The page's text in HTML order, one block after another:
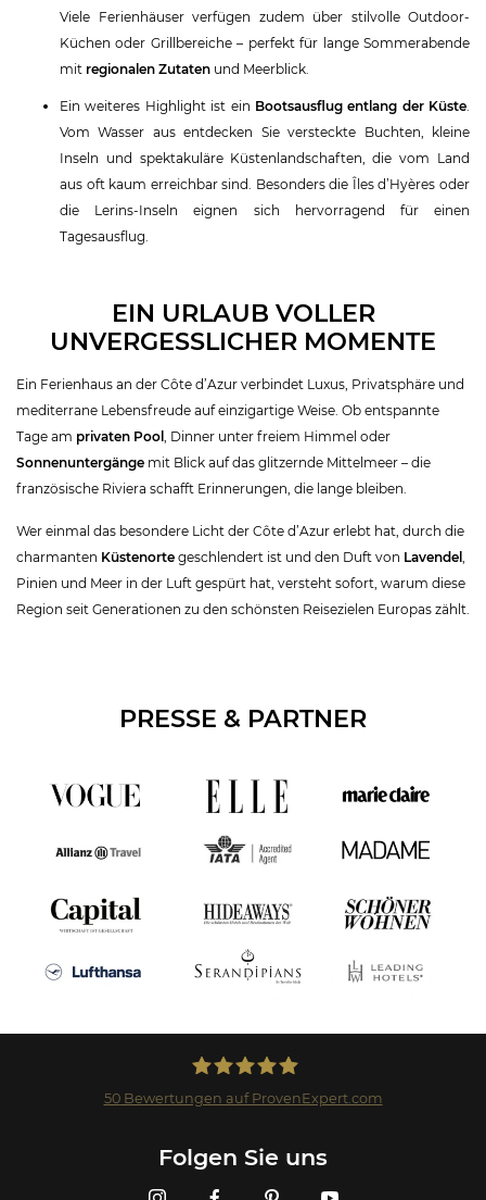
Viele Ferienhäuser verfügen zudem über stilvolle Outdoor-
Küchen oder Grillbereiche – perfekt für lange Sommerabende
mit regionalen Zutaten und Meerblick.
Ein weiteres Highlight ist ein Bootsausflug entlang der Küste.
Vom Wasser aus entdecken Sie versteckte Buchten, kleine
Inseln und spektakuläre Küstenlandschaften, die vom Land
aus oft kaum erreichbar sind. Besonders die Îles d’Hyères oder
die Lerins-Inseln eignen sich hervorragend für einen
Tagesausflug.
EIN URLAUB VOLLER
UNVERGESSLICHER MOMENTE
Ein Ferienhaus an der Côte d’Azur verbindet Luxus, Privatsphäre und
mediterrane Lebensfreude auf einzigartige Weise. Ob entspannte
Tage am privaten Pool , Dinner unter freiem Himmel oder
Sonnenuntergänge mit Blick auf das glitzernde Mittelmeer – die
französische Riviera schafft Erinnerungen, die lange bleiben.
Wer einmal das besondere Licht der Côte d’Azur erlebt hat, durch die
charmanten Küstenorte geschlendert ist und den Duft von Lavendel ,
Pinien und Meer in der Luft gespürt hat, versteht sofort, warum diese
Region seit Generationen zu den schönsten Reisezielen Europas zählt.
PRESSE & PARTNER
50Bewertungen auf ProvenExpert.com
Folgen Sie uns